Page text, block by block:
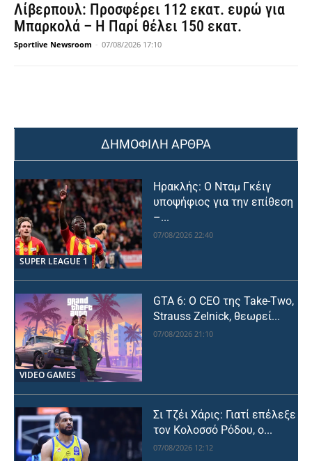
Λίβερπουλ: Προσφέρει 112 εκατ. ευρώ για
Μπαρκολά – Η Παρί θέλει 150 εκατ.
Sportlive Newsroom - 07/08/2026 17:10
ΔΗΜΟΦΙΛΗ ΑΡΘΡΑ
SUPER LEAGUE 1
Ηρακλής: Ο Νταμ Γκέιγ
υποψήφιος για την επίθεση
–...
07/08/2026 22:40
VIDEO GAMES
GTA 6: Ο CEO της Take-Two,
Strauss Zelnick, θεωρεί...
07/08/2026 21:10
Σι Τζέι Χάρις: Γιατί επέλεξε
τον Κολοσσό Ρόδου, ο...
07/08/2026 12:12